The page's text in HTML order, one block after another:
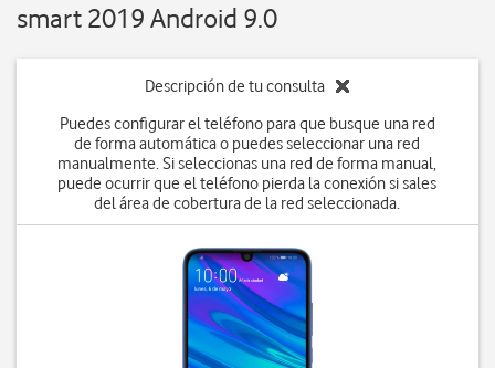
smart 2019 Android 9.0
Descripción de tu consulta
Puedes configurar el teléfono para que busque una red
de forma automática o puedes seleccionar una red
manualmente. Si seleccionas una red de forma manual,
puede ocurrir que el teléfono pierda la conexión si sales
del área de cobertura de la red seleccionada.